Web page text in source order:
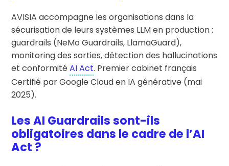
AVISIA accompagne les organisations dans la
sécurisation de leurs systèmes LLM en production :
guardrails (NeMo Guardrails, LlamaGuard),
monitoring des sorties, détection des hallucinations
et conformitéAI Act. Premier cabinet français
Certifié par Google Cloud en IA générative (mai
2025).
Les AI Guardrails sont-ils
obligatoires dans le cadre de l’AI
Act ?